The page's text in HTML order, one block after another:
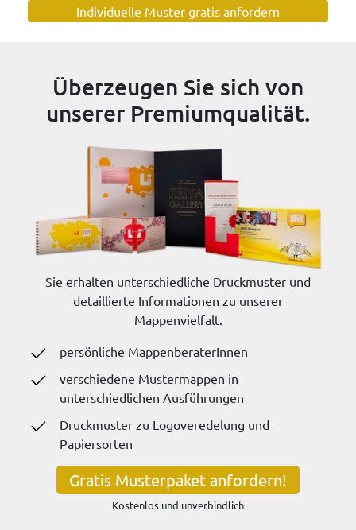
Individuelle Muster gratis anfordern
Überzeugen Sie sich von
unserer Premiumqualität.
Sie erhalten unterschiedliche Druckmuster und
detaillierte Informationen zu unserer
Mappenvielfalt.
persönliche MappenberaterInnen
verschiedene Mustermappen in
unterschiedlichen Ausführungen
Druckmuster zu Logoveredelung und
Papiersorten
Gratis Musterpaket anfordern!
Kostenlos und unverbindlich